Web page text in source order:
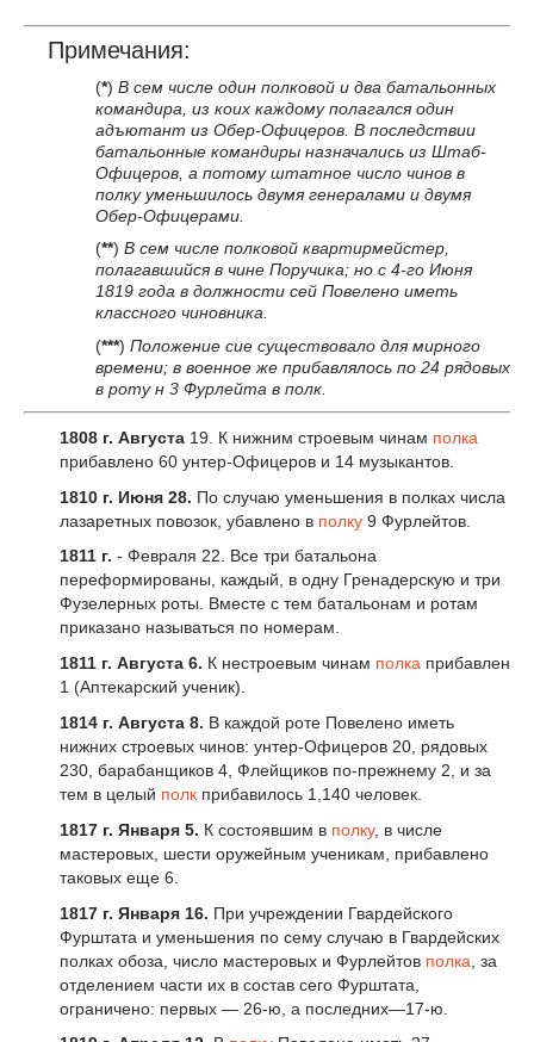
Примечания:
(*) В сем числе один полковой и два батальонных
командира, из коих каждому полагался один
адъютант из Обер-Офицеров. В последствии
батальонные командиры назначались из Штаб-
Офицеров, а потому штатное число чинов в
полку уменьшилось двумя генералами и двумя
Обер-Офицерами.
(**) В сем числе полковой квартирмейстер,
полагавшийся в чине Поручика; но с 4-го Июня
1819 года в должности сей Повелено иметь
классного чиновника.
(***) Положение сие существовало для мирного
времени; в военное же прибавлялось по 24 рядовых
в роту н 3 Фурлейта в полк.
1808 г. Августа 19. К нижним строевым чинам полка
прибавлено 60 унтер-Офицеров и 14 музыкантов.
1810 г. Июня 28. По случаю уменьшения в полках числа
лазаретных повозок, убавлено в полку 9 Фурлейтов.
1811 г. - Февраля 22. Все три батальона
переформированы, каждый, в одну Гренадерскую и три
Фузелерных роты. Вместе с тем батальонам и ротам
приказано называться по номерам.
1811 г. Августа 6. К нестроевым чинам полка прибавлен
1 (Аптекарский ученик).
1814 г. Августа 8. В каждой роте Повелено иметь
нижних строевых чинов: унтер-Офицеров 20, рядовых
230, барабанщиков 4, Флейщиков по-прежнему 2, и за
тем в целый полк прибавилось 1,140 человек.
1817 г. Января 5. К состоявшим в полку, в числе
мастеровых, шести оружейным ученикам, прибавлено
таковых еще 6.
1817 г. Января 16. При учреждении Гвардейского
Фурштата и уменьшения по сему случаю в Гвардейских
полках обоза, число мастеровых и Фурлейтов полка , за
отделением части их в состав сего Фурштата,
ограничено: первых — 26-ю, а последних—17-ю.